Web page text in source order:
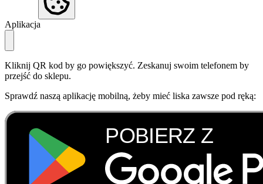
Aplikacja
Kliknij QR kod by go powiększyć. Zeskanuj swoim telefonem by
przejść do sklepu.
Sprawdź naszą aplikację mobilną, żeby mieć liska zawsze pod ręką: